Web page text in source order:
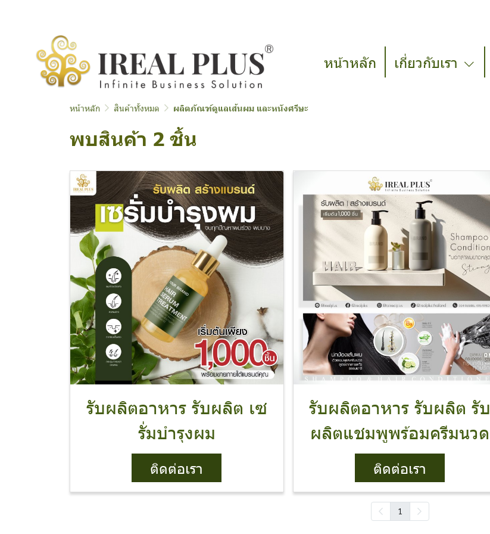
หน้าหลัก เกี่ยวกับเรา
หน้าหลัก สินค้าทั้งหมด ผลิตภัณฑ์ดูแลเส้นผม และหนังศรีษะ
พบสินค้า 2 ชิ้น
รับผลิตอาหาร รับผลิต เซ
รั่มบำรุงผม
ติดต่อเรา
รับผลิตอาหาร รับผลิต รับ
ผลิตแชมพูพร้อมครีมนวด
ติดต่อเรา
1